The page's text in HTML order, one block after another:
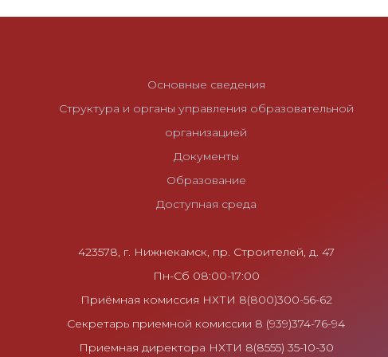
Основные сведения
Структура и органы управления образовательной
организацией
Документы
Образование
Доступная среда
423578, г. Нижнекамск, пр. Строителей, д. 47
Пн-Сб 08:00-17:00
Приёмная комиссия НХТИ 8(800)300-56-62
Секретарь приемной комиссии 8 (939)374-76-94
Приемная директора НХТИ 8(8555) 35-10-30